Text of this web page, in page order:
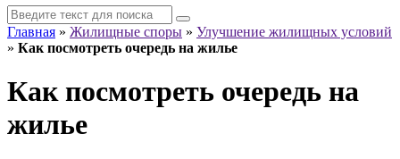
Главная » Жилищные споры » Улучшение жилищных условий
» Как посмотреть очередь на жилье
Как посмотреть очередь на
жилье